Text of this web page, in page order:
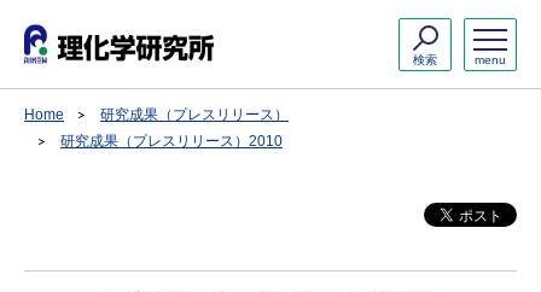
menu
検索
Home
研究成果（プレスリリース）
研究成果（プレスリリース）2010